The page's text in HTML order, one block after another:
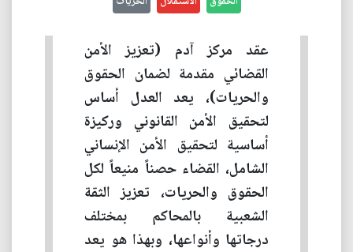
عقد مركز آدم (تعزيز الأمن
القضائي مقدمة لضمان الحقوق
والحريات)، يعد العدل أساس
لتحقيق الأمن القانوني وركيزة
أساسية لتحقيق الأمن الإنساني
الشامل، القضاء حصناً منيعاً لكل
الحقوق والحريات، تعزيز الثقة
الشعبية بالمحاكم بمختلف
درجاتها وأنواعها، وبهذا هو يعد